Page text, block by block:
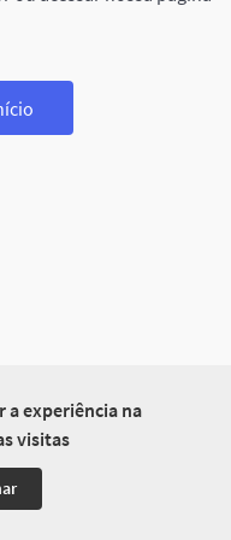
a experiência na
visitas